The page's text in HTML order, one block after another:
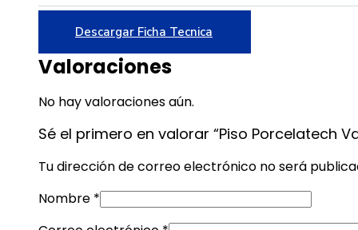
Descargar Ficha Tecnica
Valoraciones
No hay valoraciones aún.
Sé el primero en valorar “Piso Porcelatech
Tu dirección de correo electrónico no será
Nombre *